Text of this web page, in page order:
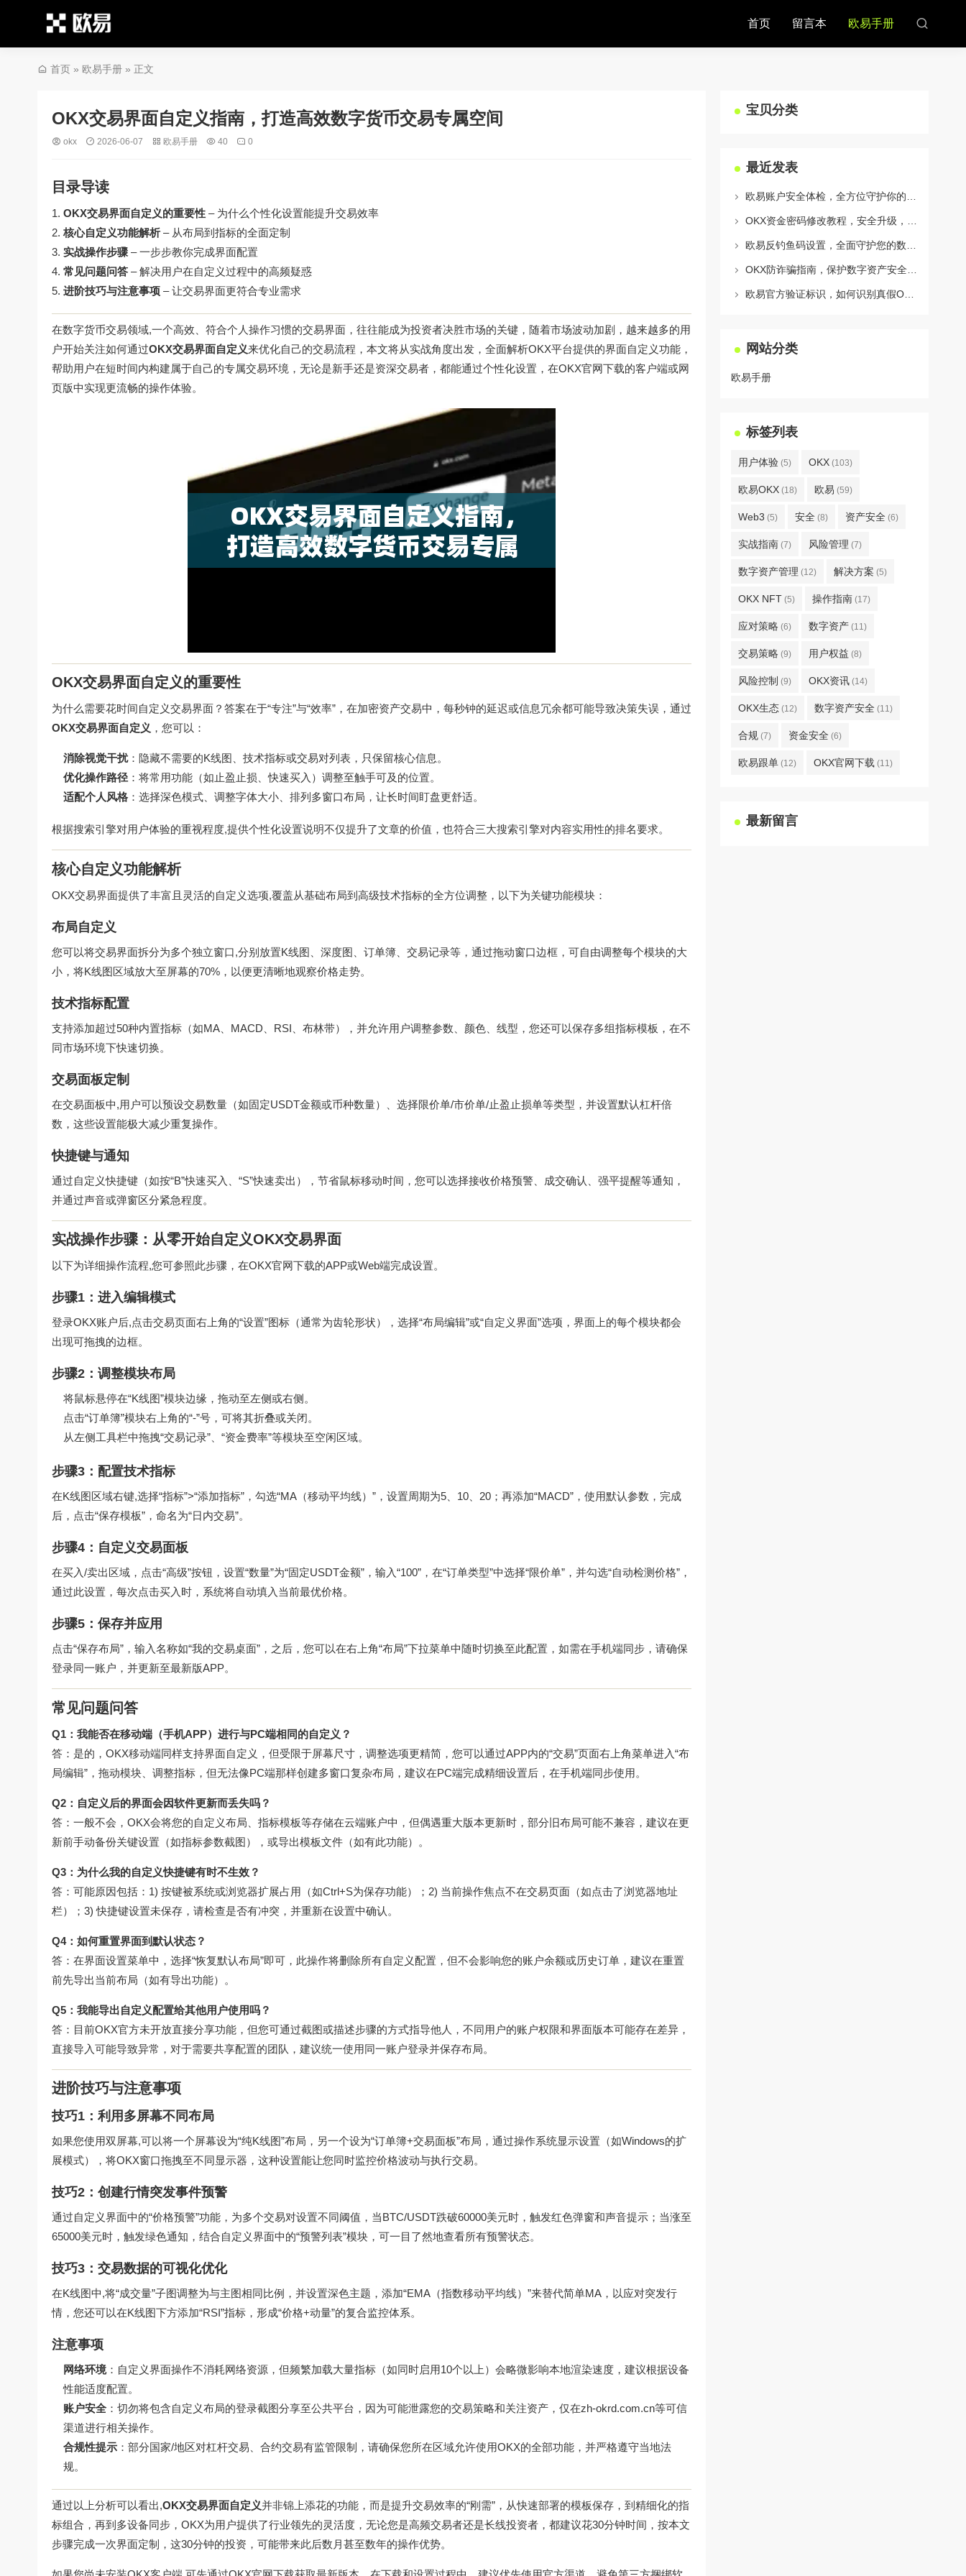
首页 留言本 欧易手册
首页 » 欧易手册 » 正文
OKX交易界面自定义指南，打造高效数字货币交易专属空间
okx 2026-06-07 欧易手册 40 0
目录导读
OKX交易界面自定义的重要性 – 为什么个性化设置能提升交易效率
核心自定义功能解析 – 从布局到指标的全面定制
实战操作步骤 – 一步步教你完成界面配置
常见问题问答 – 解决用户在自定义过程中的高频疑惑
进阶技巧与注意事项 – 让交易界面更符合专业需求
在数字货币交易领域,一个高效、符合个人操作习惯的交易界面，往往能成为投资者决胜市场的关键，随着市场波动加剧，越来越多的用
户开始关注如何通过OKX交易界面自定义来优化自己的交易流程，本文将从实战角度出发，全面解析OKX平台提供的界面自定义功能，
帮助用户在短时间内构建属于自己的专属交易环境，无论是新手还是资深交易者，都能通过个性化设置，在OKX官网下载的客户端或网
页版中实现更流畅的操作体验。
OKX交易界面自定义的重要性
为什么需要花时间自定义交易界面？答案在于“专注”与“效率”，在加密资产交易中，每秒钟的延迟或信息冗余都可能导致决策失误，通过
OKX交易界面自定义 ，您可以：
消除视觉干扰：隐藏不需要的K线图、技术指标或交易对列表，只保留核心信息。
优化操作路径 ：将常用功能（如止盈止损、快速买入）调整至触手可及的位置。
适配个人风格 ：选择深色模式、调整字体大小、排列多窗口布局，让长时间盯盘更舒适。
根据搜索引擎对用户体验的重视程度,提供个性化设置说明不仅提升了文章的价值，也符合三大搜索引擎对内容实用性的排名要求。
核心自定义功能解析
OKX交易界面提供了丰富且灵活的自定义选项,覆盖从基础布局到高级技术指标的全方位调整，以下为关键功能模块：
布局自定义
您可以将交易界面拆分为多个独立窗口,分别放置K线图、深度图、订单簿、交易记录等，通过拖动窗口边框，可自由调整每个模块的大
小，将K线图区域放大至屏幕的70%，以便更清晰地观察价格走势。
技术指标配置
支持添加超过50种内置指标（如MA、MACD、RSI、布林带），并允许用户调整参数、颜色、线型，您还可以保存多组指标模板，在不
同市场环境下快速切换。
交易面板定制
在交易面板中,用户可以预设交易数量（如固定USDT金额或币种数量）、选择限价单/市价单/止盈止损单等类型，并设置默认杠杆倍
数，这些设置能极大减少重复操作。
快捷键与通知
通过自定义快捷键（如按“B”快速买入、“S”快速卖出），节省鼠标移动时间，您可以选择接收价格预警、成交确认、强平提醒等通知，
并通过声音或弹窗区分紧急程度。
实战操作步骤：从零开始自定义OKX交易界面
以下为详细操作流程,您可参照此步骤，在OKX官网下载的APP或Web端完成设置。
步骤1：进入编辑模式
登录OKX账户后,点击交易页面右上角的“设置”图标（通常为齿轮形状），选择“布局编辑”或“自定义界面”选项，界面上的每个模块都会
出现可拖拽的边框。
步骤2：调整模块布局
将鼠标悬停在“K线图”模块边缘，拖动至左侧或右侧。
点击“订单簿”模块右上角的“-”号，可将其折叠或关闭。
从左侧工具栏中拖拽“交易记录”、“资金费率”等模块至空闲区域。
步骤3：配置技术指标
在K线图区域右键,选择“指标”>“添加指标”，勾选“MA（移动平均线）”，设置周期为5、10、20；再添加“MACD”，使用默认参数，完成
后，点击“保存模板”，命名为“日内交易”。
步骤4：自定义交易面板
在买入/卖出区域，点击“高级”按钮，设置“数量”为“固定USDT金额”，输入“100”，在“订单类型”中选择“限价单”，并勾选“自动检测价格”，
通过此设置，每次点击买入时，系统将自动填入当前最优价格。
步骤5：保存并应用
点击“保存布局”，输入名称如“我的交易桌面”，之后，您可以在右上角“布局”下拉菜单中随时切换至此配置，如需在手机端同步，请确保
登录同一账户，并更新至最新版APP。
常见问题问答
Q1：我能否在移动端（手机APP）进行与PC端相同的自定义？
答：是的，OKX移动端同样支持界面自定义，但受限于屏幕尺寸，调整选项更精简，您可以通过APP内的“交易”页面右上角菜单进入“布
局编辑”，拖动模块、调整指标，但无法像PC端那样创建多窗口复杂布局，建议在PC端完成精细设置后，在手机端同步使用。
Q2：自定义后的界面会因软件更新而丢失吗？
答：一般不会，OKX会将您的自定义布局、指标模板等存储在云端账户中，但偶遇重大版本更新时，部分旧布局可能不兼容，建议在更
新前手动备份关键设置（如指标参数截图），或导出模板文件（如有此功能）。
Q3：为什么我的自定义快捷键有时不生效？
答：可能原因包括：1) 按键被系统或浏览器扩展占用（如Ctrl+S为保存功能）；2) 当前操作焦点不在交易页面（如点击了浏览器地址
栏）；3) 快捷键设置未保存，请检查是否有冲突，并重新在设置中确认。
Q4：如何重置界面到默认状态？
答：在界面设置菜单中，选择“恢复默认布局”即可，此操作将删除所有自定义配置，但不会影响您的账户余额或历史订单，建议在重置
前先导出当前布局（如有导出功能）。
Q5：我能导出自定义配置给其他用户使用吗？
答：目前OKX官方未开放直接分享功能，但您可通过截图或描述步骤的方式指导他人，不同用户的账户权限和界面版本可能存在差异，
直接导入可能导致异常，对于需要共享配置的团队，建议统一使用同一账户登录并保存布局。
进阶技巧与注意事项
技巧1：利用多屏幕不同布局
如果您使用双屏幕,可以将一个屏幕设为“纯K线图”布局，另一个设为“订单簿+交易面板”布局，通过操作系统显示设置（如Windows的扩
展模式），将OKX窗口拖拽至不同显示器，这种设置能让您同时监控价格波动与执行交易。
技巧2：创建行情突发事件预警
通过自定义界面中的“价格预警”功能，为多个交易对设置不同阈值，当BTC/USDT跌破60000美元时，触发红色弹窗和声音提示；当涨至
65000美元时，触发绿色通知，结合自定义界面中的“预警列表”模块，可一目了然地查看所有预警状态。
技巧3：交易数据的可视化优化
在K线图中,将“成交量”子图调整为与主图相同比例，并设置深色主题，添加“EMA（指数移动平均线）”来替代简单MA，以应对突发行
情，您还可以在K线图下方添加“RSI”指标，形成“价格+动量”的复合监控体系。
注意事项
网络环境：自定义界面操作不消耗网络资源，但频繁加载大量指标（如同时启用10个以上）会略微影响本地渲染速度，建议根据设备
性能适度配置。
账户安全：切勿将包含自定义布局的登录截图分享至公共平台，因为可能泄露您的交易策略和关注资产，仅在zh-okrd.com.cn等可信
渠道进行相关操作。
合规性提示 ：部分国家/地区对杠杆交易、合约交易有监管限制，请确保您所在区域允许使用OKX的全部功能，并严格遵守当地法
规。
通过以上分析可以看出,OKX交易界面自定义并非锦上添花的功能，而是提升交易效率的“刚需”，从快速部署的模板保存，到精细化的指
标组合，再到多设备同步，OKX为用户提供了行业领先的灵活度，无论您是高频交易者还是长线投资者，都建议花30分钟时间，按本文
步骤完成一次界面定制，这30分钟的投资，可能带来此后数月甚至数年的操作优势。
宝贝分类
最近发表
网站分类
欧易手册
标签列表
用户体验 (5) OKX (103)
欧易OKX (18) 欧易 (59)
Web3 (5) 安全 (8) 资产安全 (6)
实战指南 (7) 风险管理 (7)
数字资产管理 (12) 解决方案 (5)
OKX NFT (5) 操作指南 (17)
应对策略 (6) 数字资产 (11)
交易策略 (9) 用户权益 (8)
风险控制 (9) OKX资讯 (14)
OKX生态 (12) 数字资产安全 (11)
合规 (7) 资金安全 (6)
欧易跟单 (12) OKX官网下载 (11)
最新留言